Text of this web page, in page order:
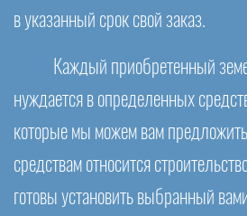
в указанный срок свой заказ.
Каждый приобретенный
нуждается в определенных
которые мы можем вам
средствам относится
готовы установить выбранный